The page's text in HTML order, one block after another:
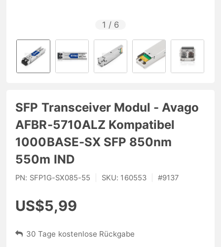
1 / 6
SFP Transceiver Modul - Avago
AFBR-5710ALZ Kompatibel
1000BASE-SX SFP 850nm
550m IND
PN: SFP1G-SX085-55 SKU: 160553 #9137
US$5,99
30 Tage kostenlose Rückgabe